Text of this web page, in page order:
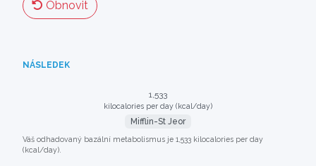
Obnovit
NÁSLEDEK
1,533
kilocalories per day (kcal/day)
Mifflin-St Jeor
Váš odhadovaný bazální metabolismus je 1,533 kilocalories per day
(kcal/day).